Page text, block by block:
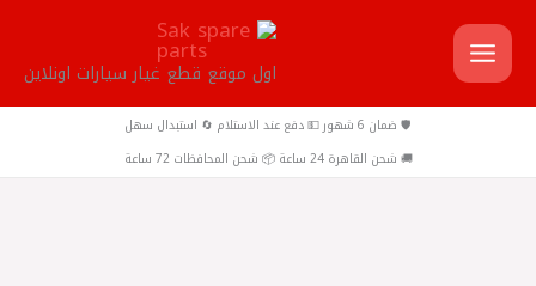
تخطي
إلى
المحتوى
اول موقع قطع غيار سيارات اونلاين
🛡️ ضمان 6 شهور 💵 دفع عند الاستلام 🔄 استبدال سهل
🚚 شحن القاهرة 24 ساعة 📦 شحن المحافظات 72 ساعة